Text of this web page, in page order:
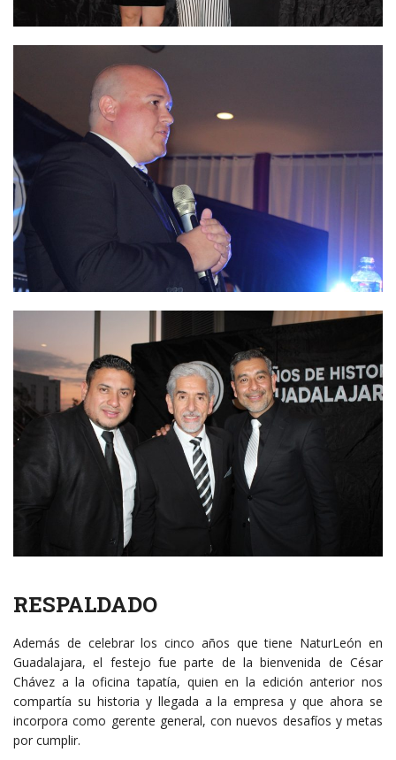
RESPALDADO
Además de celebrar los cinco años que tiene NaturLeón en
Guadalajara, el festejo fue parte de la bienvenida de César
Chávez a la oficina tapatía, quien en la edición anterior nos
compartía su historia y llegada a la empresa y que ahora se
incorpora como gerente general, con nuevos desafíos y metas
por cumplir.